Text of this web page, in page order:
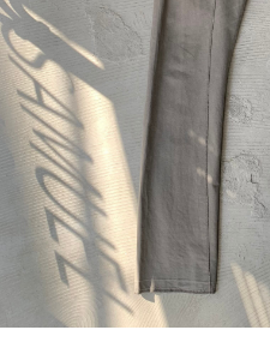
Yohji Yamamoto
Other brands
TOPS
OUTER WEAR
BOTTOMS